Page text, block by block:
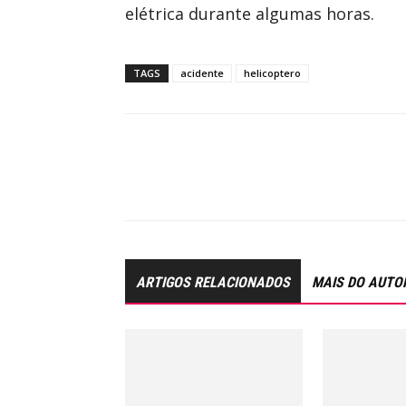
elétrica durante algumas horas.
TAGS acidente helicoptero
ARTIGOS RELACIONADOS MAIS DO